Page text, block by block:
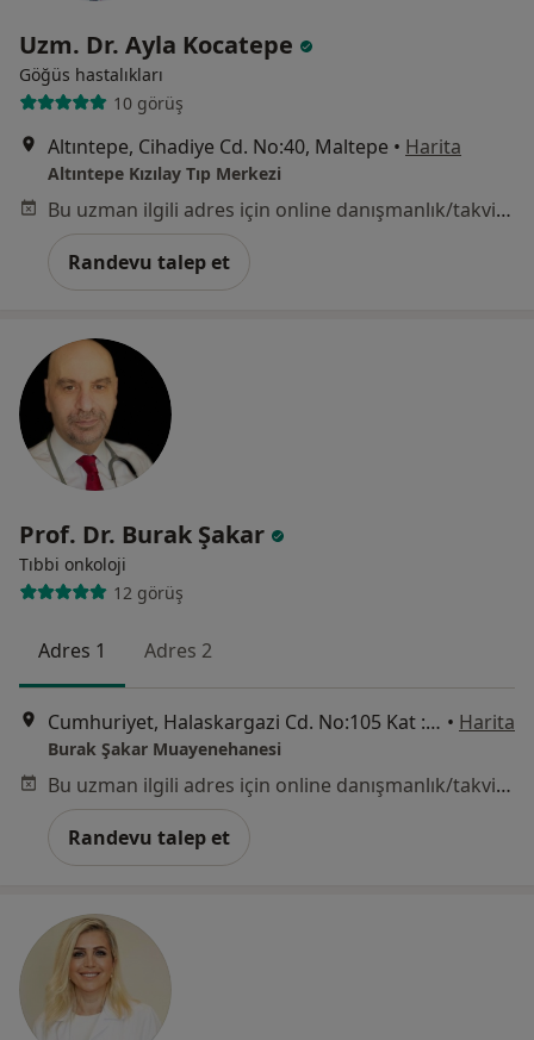
Uzm. Dr. Ayla Kocatepe
Göğüs hastalıkları
10 görüş
Altıntepe, Cihadiye Cd. No:40, Maltepe • Harita
Altıntepe Kızılay Tıp Merkezi
Bu uzman ilgili adres için online danışmanlık/takvim sunmuyor.
Randevu talep et
Prof. Dr. Burak Şakar
Tıbbi onkoloji
12 görüş
Adres 1 Adres 2
Cumhuriyet, Halaskargazi Cd. No:105 Kat :3 Daire : 7, İstanbul • Harita
Burak Şakar Muayenehanesi
Bu uzman ilgili adres için online danışmanlık/takvim sunmuyor.
Randevu talep et